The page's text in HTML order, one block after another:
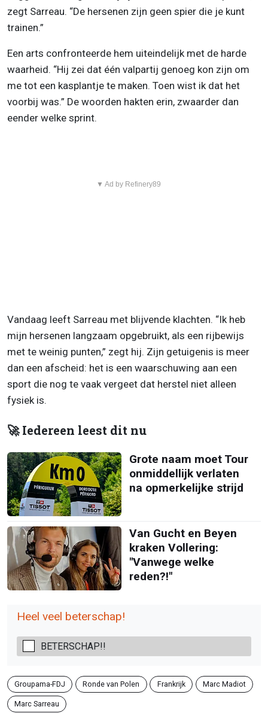
zegt Sarreau. “De hersenen zijn geen spier die je kunt
trainen.”
Een arts confronteerde hem uiteindelijk met de harde
waarheid. “Hij zei dat één valpartij genoeg kon zijn om
me tot een kasplantje te maken. Toen wist ik dat het
voorbij was.” De woorden hakten erin, zwaarder dan
eender welke sprint.
▼ Ad by Refinery89
Vandaag leeft Sarreau met blijvende klachten. “Ik heb
mijn hersenen langzaam opgebruikt, als een rijbewijs
met te weinig punten,” zegt hij. Zijn getuigenis is meer
dan een afscheid: het is een waarschuwing aan een
sport die nog te vaak vergeet dat herstel niet alleen
fysiek is.
🚀 Iedereen leest dit nu
Grote naam moet Tour
onmiddellijk verlaten
na opmerkelijke strijd
Van Gucht en Beyen
kraken Vollering:
"Vanwege welke
reden?!"
Heel veel beterschap!
BETERSCHAP!!
Groupama-FDJ Ronde van Polen Frankrijk Marc Madiot
Marc Sarreau